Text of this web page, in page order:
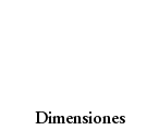
Dimensiones